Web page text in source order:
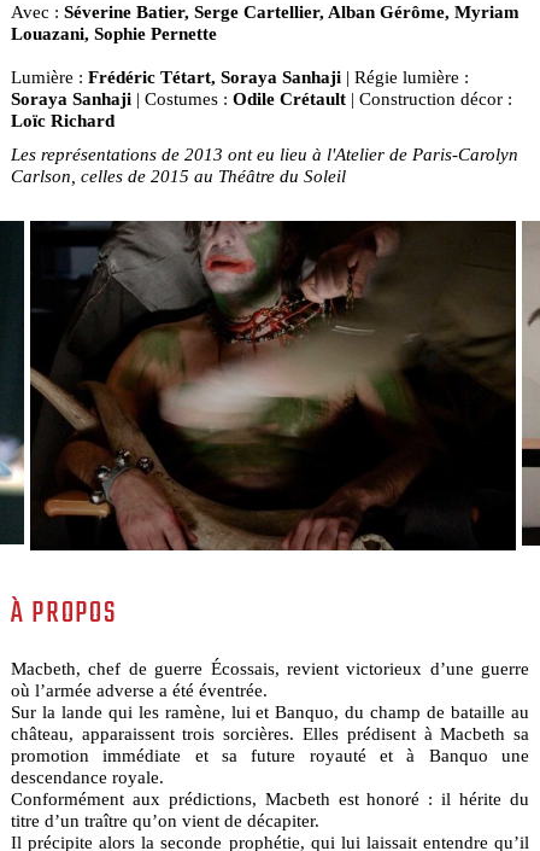
Avec : Séverine Batier, Serge Cartellier, Alban Gérôme, Myriam
Louazani, Sophie Pernette
Lumière : Frédéric Tétart, Soraya Sanhaji| Régie lumière :
Soraya Sanhaji| Costumes : Odile Crétault| Construction décor :
Loïc Richard
Les représentations de 2013 ont eu lieu à l'Atelier de Paris-Carolyn
Carlson, celles de 2015 au Théâtre du Soleil
À PROPOS
Macbeth, chef de guerre Écossais, revient victorieux d’une guerre
où l’armée adverse a été éventrée.
Sur la lande qui les ramène, lui et Banquo, du champ de bataille au
château, apparaissent trois sorcières. Elles prédisent à Macbeth sa
promotion immédiate et sa future royauté et à Banquo une
descendance royale.
Conformément aux prédictions, Macbeth est honoré : il hérite du
titre d’un traître qu’on vient de décapiter.
Il précipite alors la seconde prophétie, qui lui laissait entendre qu’il